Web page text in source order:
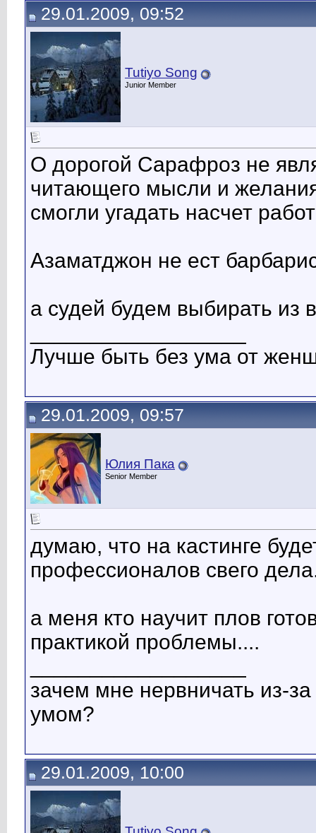
29.01.2009, 09:52
Tutiyo Song
Junior Member
О дорогой Сарафроз не
читающего мысли и
смогли угадать насчет
Азаматджон не ест
а судей будем выбирать из
Лучше быть без ума от
29.01.2009, 09:57
Юлия Пака
Senior Member
думаю, что на кастинге
профессионалов свего
а меня кто научит плов
практикой проблемы....
зачем мне нервничать из-за
умом?
29.01.2009, 10:00